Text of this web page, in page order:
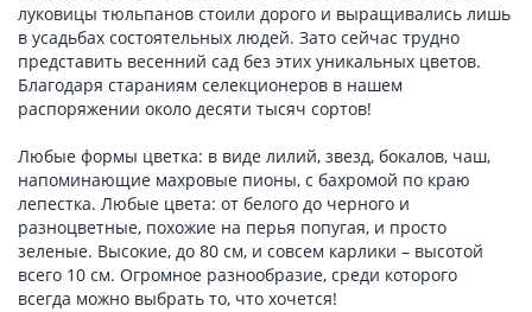
луковицы тюльпанов стоили дорого и выращивались лишь
в усадьбах состоятельных людей. Зато сейчас трудно
представить весенний сад без этих уникальных цветов.
Благодаря стараниям селекционеров в нашем
распоряжении около десяти тысяч сортов!
Любые формы цветка: в виде лилий, звезд, бокалов, чаш,
напоминающие махровые пионы, с бахромой по краю
лепестка. Любые цвета: от белого до черного и
разноцветные, похожие на перья попугая, и просто
зеленые. Высокие, до 80 см, и совсем карлики – высотой
всего 10 см. Огромное разнообразие, среди которого
всегда можно выбрать то, что хочется!